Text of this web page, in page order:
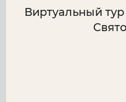
Виртуальный